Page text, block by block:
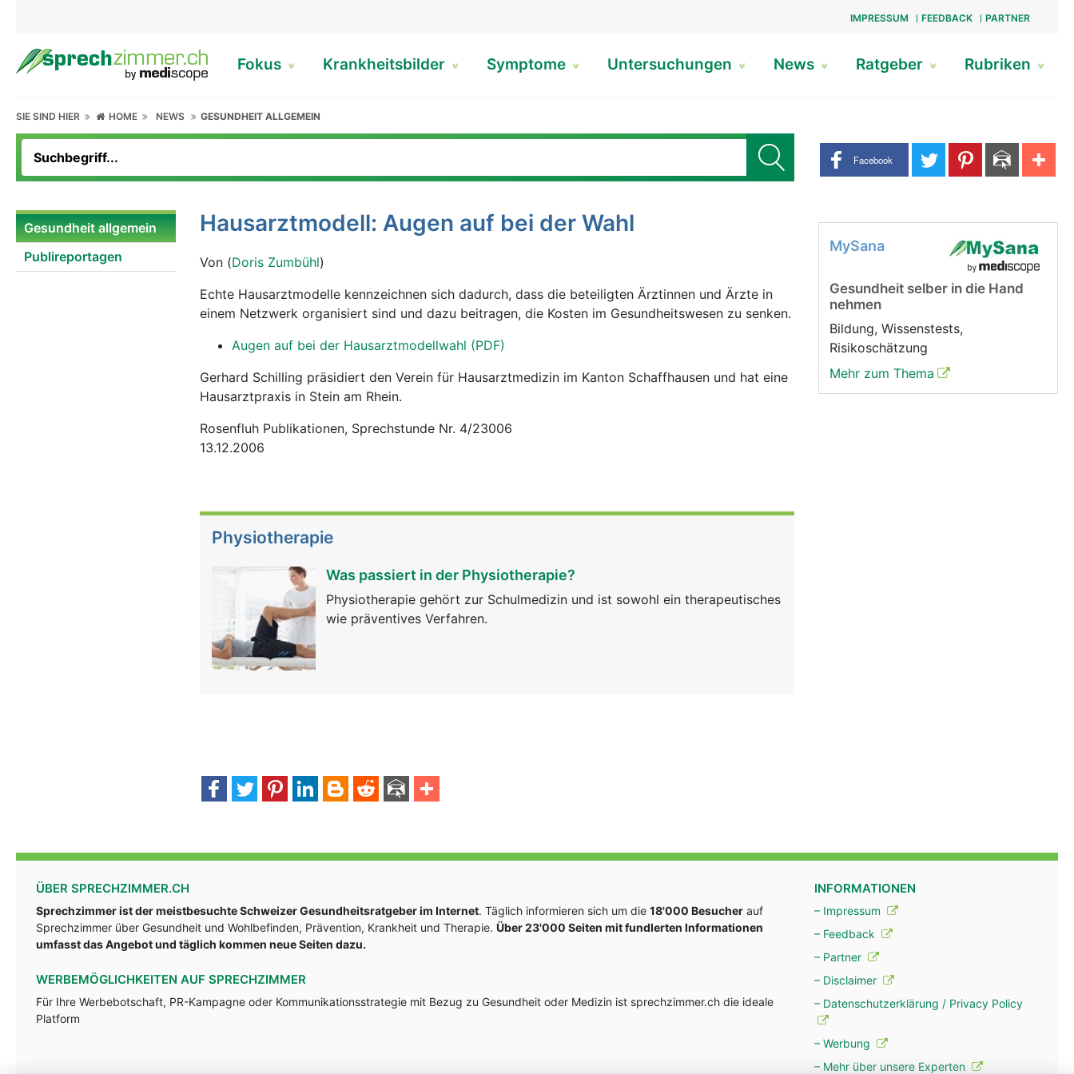
IMPRESSUM FEEDBACK PARTNER
Fokus Krankheitsbilder Symptome Untersuchungen News Ratgeber Rubriken
SIE SIND HIER HOME NEWS GESUNDHEIT ALLGEMEIN
Share buttons
Facebook
Gesundheit allgemein
Publireportagen
Hausarztmodell: Augen auf bei der Wahl
Von (Doris Zumbühl)
Echte Hausarztmodelle kennzeichnen sich dadurch, dass die beteiligten Ärztinnen und Ärzte in
einem Netzwerk organisiert sind und dazu beitragen, die Kosten im Gesundheitswesen zu senken.
Augen auf bei der Hausarztmodellwahl (PDF)
Gerhard Schilling präsidiert den Verein für Hausarztmedizin im Kanton Schaffhausen und hat eine
Hausarztpraxis in Stein am Rhein.
Rosenfluh Publikationen, Sprechstunde Nr. 4/23006
13.12.2006
Physiotherapie
Was passiert in der Physiotherapie?
Physiotherapie gehört zur Schulmedizin und ist sowohl ein therapeutisches
wie präventives Verfahren.
MySana
Gesundheit selber in die Hand
nehmen
Bildung, Wissenstests,
Risikoschätzung
Mehr zum Thema
ÜBER SPRECHZIMMER.CH
Sprechzimmer ist der meistbesuchte Schweizer Gesundheitsratgeber im Internet. Täglich informieren sich um die 18'000 Besucher auf
Sprechzimmer über Gesundheit und Wohlbefinden, Prävention, Krankheit und Therapie. Über 23'000 Seiten mit fundlerten Informationen
umfasst das Angebot und täglich kommen neue Seiten dazu.
WERBEMÖGLICHKEITEN AUF SPRECHZIMMER
Für Ihre Werbebotschaft, PR-Kampagne oder Kommunikationsstrategie mit Bezug zu Gesundheit oder Medizin ist sprechzimmer.ch die ideale
Platform
INFORMATIONEN
– Impressum
– Feedback
– Partner
– Disclaimer
– Datenschutzerklärung / Privacy Policy
– Werbung
– Mehr über unsere Experten